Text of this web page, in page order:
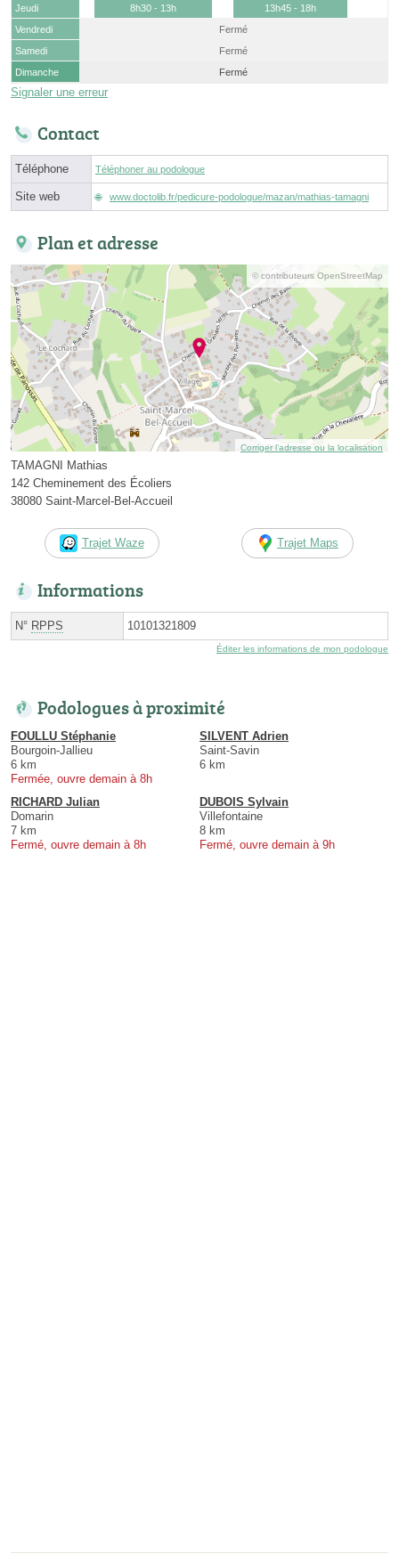
Jeudi
8h30 - 13h
13h45 - 18h
Vendredi
Fermé
Samedi
Fermé
Dimanche
Fermé
Signaler une erreur
Contact
Téléphone Téléphoner au podologue
Site web www.doctolib.fr/pedicure-podologue/mazan/mathias-tamagni
Plan et adresse
© contributeurs OpenStreetMap
Corriger l’adresse ou la localisation
TAMAGNI Mathias
142 Cheminement des Écoliers
38080 Saint-Marcel-Bel-Accueil
Trajet Waze Trajet Maps
Informations
N° RPPS 10101321809
Éditer les informations de mon podologue
Podologues à proximité
FOULLU Stéphanie
Bourgoin-Jallieu
6 km
Fermée, ouvre demain à 8h
SILVENT Adrien
Saint-Savin
6 km
RICHARD Julian
Domarin
7 km
Fermé, ouvre demain à 8h
DUBOIS Sylvain
Villefontaine
8 km
Fermé, ouvre demain à 9h